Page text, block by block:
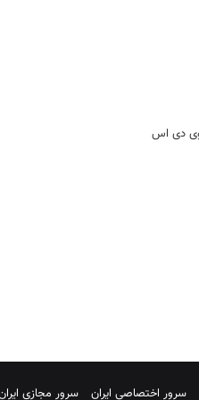
سرور اختصاصی ایران سرور مجازی